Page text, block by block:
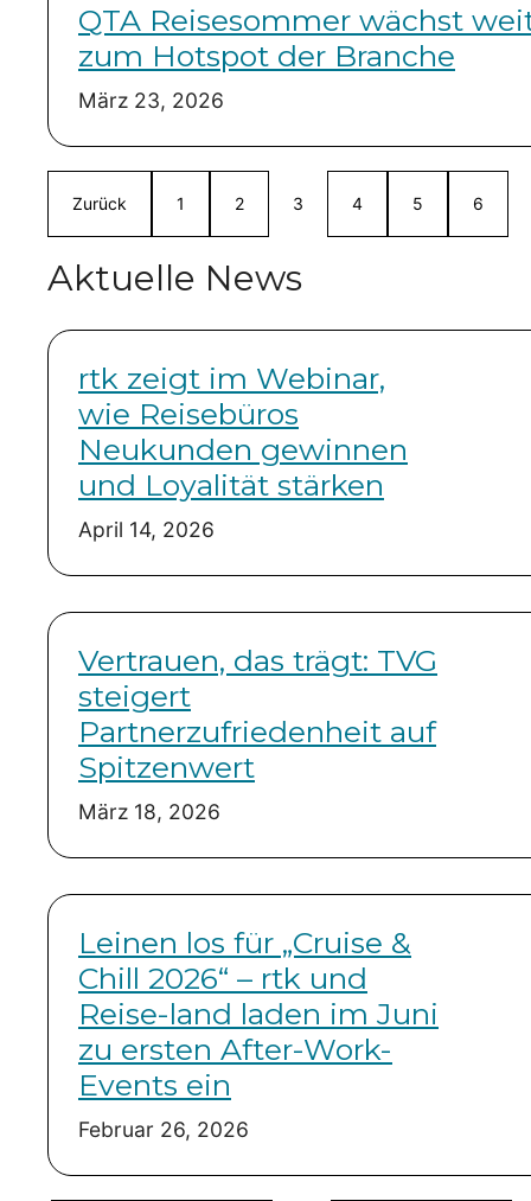
QTA Reisesommer wächst
zum Hotspot der Branche
März 23, 2026
Zurück 1 2 3 4 5 6
Aktuelle News
rtk zeigt im Webinar,
wie Reisebüros
Neukunden gewinnen
und Loyalität stärken
April 14, 2026
Vertrauen, das trägt: TVG
steigert
Partnerzufriedenheit auf
Spitzenwert
März 18, 2026
Leinen los für „Cruise &
Chill 2026“ – rtk und
Reise-land laden im Juni
zu ersten After-Work-
Events ein
Februar 26, 2026